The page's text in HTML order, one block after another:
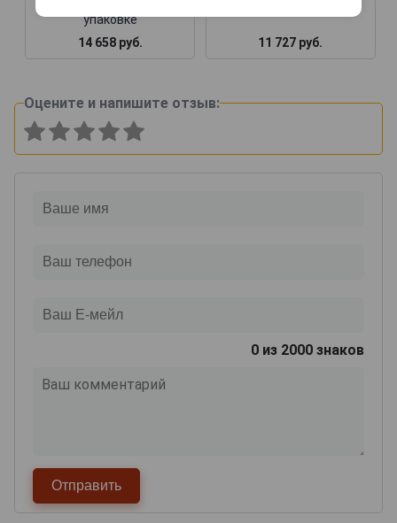
упаковке
14 658 руб.
11 727 руб.
Оцените и напишите отзыв:
0 из 2000 знаков